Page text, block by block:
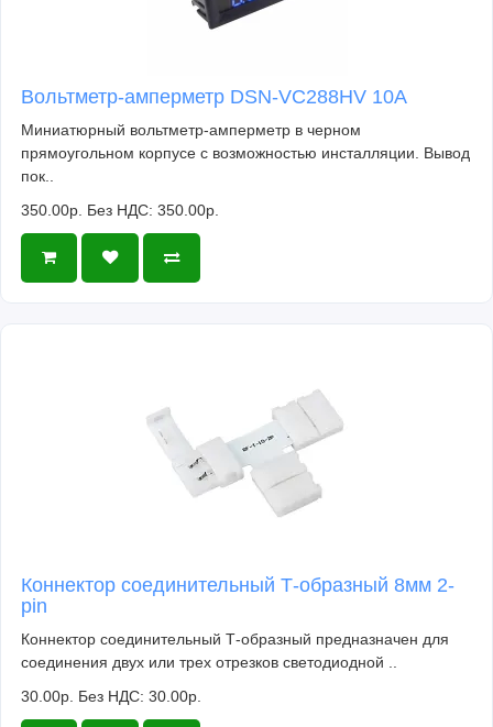
Вольтметр-амперметр DSN-VC288HV 10А
Миниатюрный вольтметр-амперметр в черном
прямоугольном корпусе с возможностью инсталляции. Вывод
пок..
350.00р. Без НДС: 350.00р.
Коннектор соединительный Т-образный 8мм 2-
pin
Коннектор соединительный Т-образный предназначен для
соединения двух или трех отрезков светодиодной ..
30.00р. Без НДС: 30.00р.